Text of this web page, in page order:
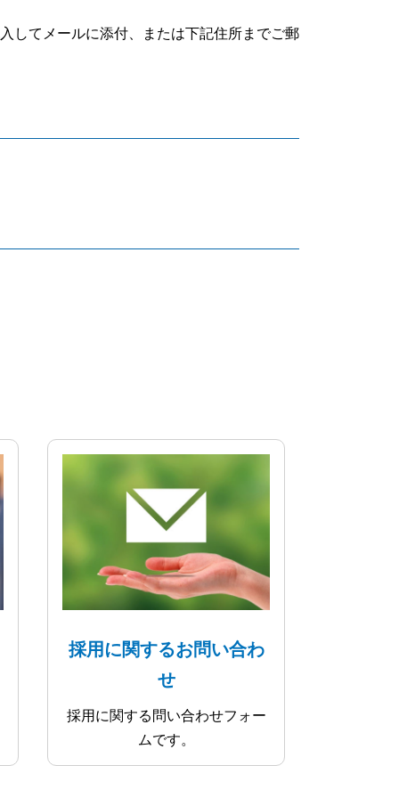
してメールに添付、または下記住所までご郵
採用に関するお問い合わ
せ
採用に関する問い合わせフォー
ムです。